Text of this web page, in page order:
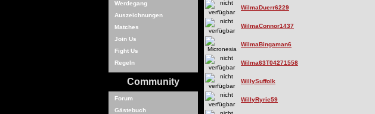
Werdegang
Auszeichnungen
Matches
Join Us
Fight Us
Regeln
Community
Forum
Gästebuch
WilmaDuerr6229
WilmaConnor1437
WilmaBingaman6
Wilma63T04271558
WillySuffolk
WillyRyrie59